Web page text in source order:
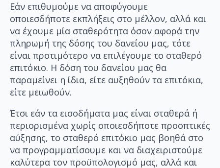
Εάν επιθυμούμε να αποφύγουμε
οποιεσδήποτε εκπλήξεις στο μέλλον, αλλά και
να έχουμε μία σταθερότητα όσον αφορά την
πληρωμή της δόσης του δανείου μας, τότε
είναι προτιμότερο να επιλέγουμε το σταθερό
επιτόκιο. Η δόση του δανείου μας θα
παραμείνει η ίδια, είτε αυξηθούν τα επιτόκια,
είτε μειωθούν.
Έτσι εάν τα εισοδήματα μας είναι σταθερά ή
περιορισμένα χωρίς οποιεσδήποτε προοπτικές
αύξησης, το σταθερό επιτόκιο μας βοηθά στο
να προγραμματίσουμε και να διαχειριστούμε
καλύτερα τον προϋπολογισμό μας, αλλά και